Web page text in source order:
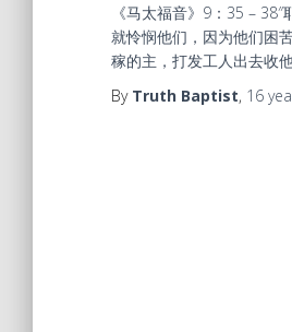
《马太福音》9：35 –
就怜悯他们，因为他们困
稼的主，打发工人出去收
By Truth Baptist, 16